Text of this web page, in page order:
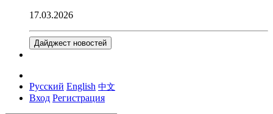
17.03.2026
Дайджест новостей
Русский English 中文
Вход Регистрация